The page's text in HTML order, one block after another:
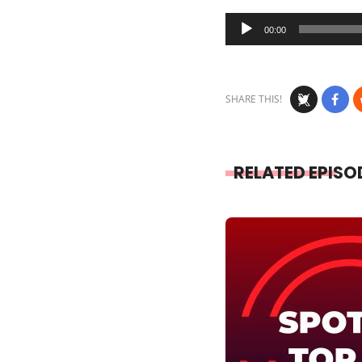
Audio
Player
00:00
SHARE THIS!
RELATED